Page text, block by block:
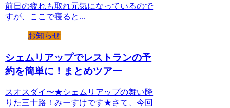
前日の疲れも取れ元気になっているので
すが、ここで寝ると...
お知らせ
シェムリアップでレストランの予
約を簡単に！まとめツアー
スオスダイ〜★シェムリアップの舞い降
りた三十路！みーすけです★さて、今回